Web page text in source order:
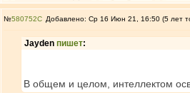
№580752 Добавлено: Ср 16 Июн 21, 16:50 (5 лет
Jayden пишет:
В общем и целом, интеллектом